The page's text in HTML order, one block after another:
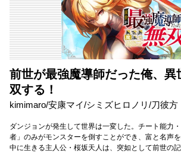
前世が最強魔導師だった俺、異
双する！
kimimaro/安康マイ/シミズヒロノリ /刀彼方
ダンジョンが発生して世界は一変した。チート能力
者」のみがモンスターを倒すことができ、富と名声
中に生きる主人公・桜坂天人は、突如として前世の